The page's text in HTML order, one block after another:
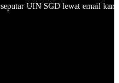
UIN SGD lewat email